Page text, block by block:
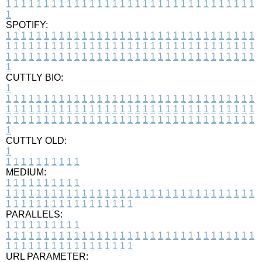
1 1 1 1 1 1 1 1 1 1 1 1 1 1 1 1 1 1 1 1 1 1 1 1 1 1 1 1 1 1 1 1 1
1
SPOTIFY:
1 1 1 1 1 1 1 1 1 1 1 1 1 1 1 1 1 1 1 1 1 1 1 1 1 1 1 1 1 1 1 1 1
1 1 1 1 1 1 1 1 1 1 1 1 1 1 1 1 1 1 1 1 1 1 1 1 1 1 1 1 1 1 1 1 1
1 1 1 1 1 1 1 1 1 1 1 1 1 1 1 1 1 1 1 1 1 1 1 1 1 1 1 1 1 1 1 1 1
1
CUTTLY BIO:
1
1 1 1 1 1 1 1 1 1 1 1 1 1 1 1 1 1 1 1 1 1 1 1 1 1 1 1 1 1 1 1 1 1
1 1 1 1 1 1 1 1 1 1 1 1 1 1 1 1 1 1 1 1 1 1 1 1 1 1 1 1 1 1 1 1 1
1 1 1 1 1 1 1 1 1 1 1 1 1 1 1 1 1 1 1 1 1 1 1 1 1 1 1 1 1 1 1 1 1
1
CUTTLY OLD:
1
1 1 1 1 1 1 1 1 1 1
MEDIUM:
1 1 1 1 1 1 1 1 1 1
1 1 1 1 1 1 1 1 1 1 1 1 1 1 1 1 1 1 1 1 1 1 1 1 1 1 1 1 1 1 1 1 1
1 1 1 1 1 1 1 1 1 1 1 1 1 1 1 1 1
PARALLELS:
1 1 1 1 1 1 1 1 1 1
1 1 1 1 1 1 1 1 1 1 1 1 1 1 1 1 1 1 1 1 1 1 1 1 1 1 1 1 1 1 1 1 1
1 1 1 1 1 1 1 1 1 1 1 1 1 1 1 1 1
URL PARAMETER: